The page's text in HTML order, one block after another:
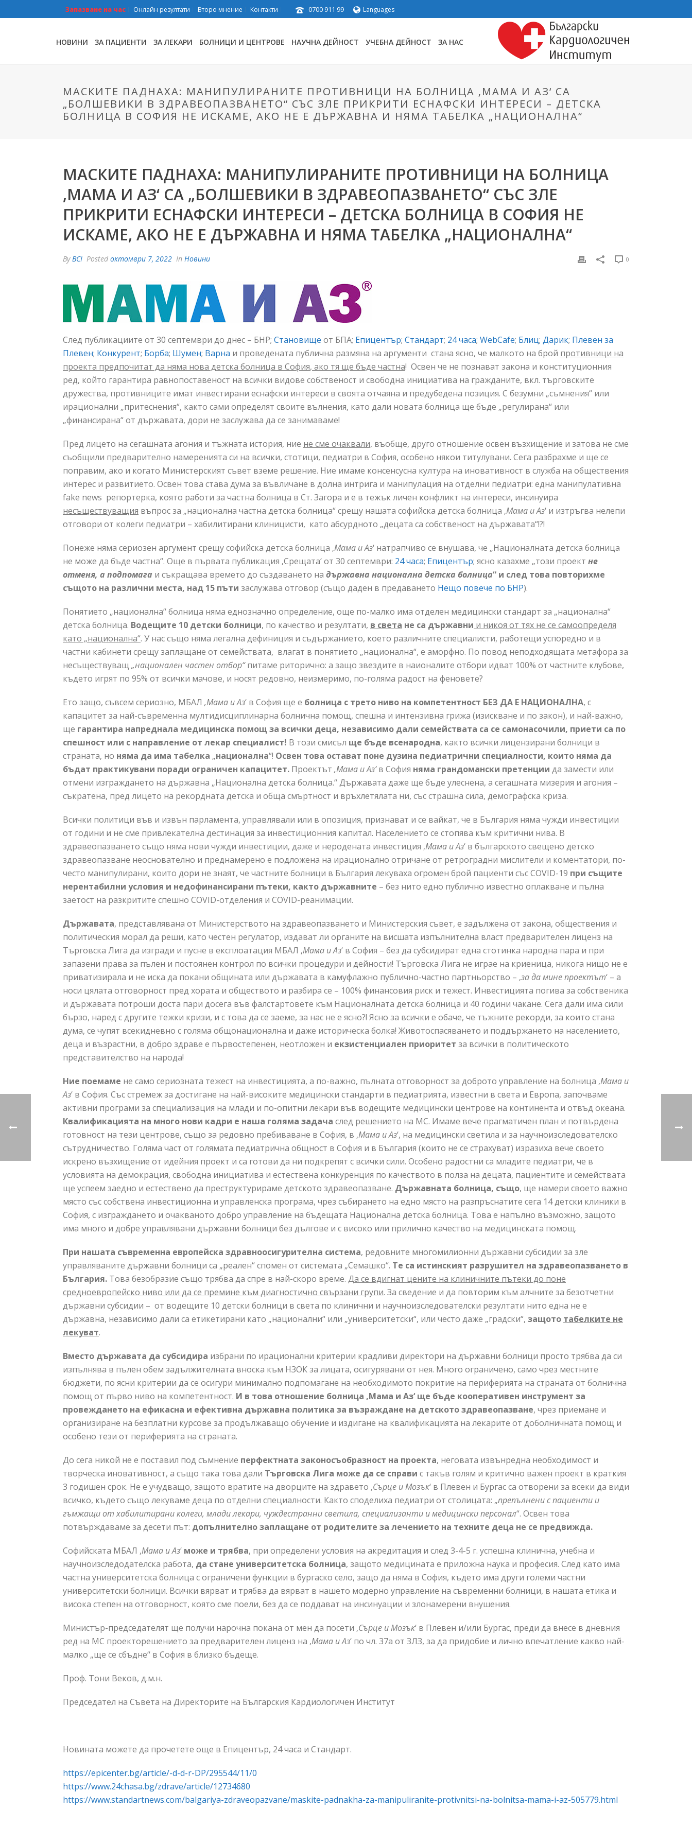
Запазване на час Онлайн резултати Второ мнение Контакти 0700 911 99 Languages
НОВИНИ ЗА ПАЦИЕНТИ ЗА ЛЕКАРИ БОЛНИЦИ И ЦЕНТРОВЕ НАУЧНА ДЕЙНОСТ УЧЕБНА ДЕЙНОСТ ЗА НАС
МАСКИТЕ ПАДНАХА: МАНИПУЛИРАНИТЕ ПРОТИВНИЦИ НА БОЛНИЦА ‚МАМА И АЗ‘ СА
„БОЛШЕВИКИ В ЗДРАВЕОПАЗВАНЕТО“ СЪС ЗЛЕ ПРИКРИТИ ЕСНАФСКИ ИНТЕРЕСИ – ДЕТСКА
БОЛНИЦА В СОФИЯ НЕ ИСКАМЕ, АКО НЕ Е ДЪРЖАВНА И НЯМА ТАБЕЛКА „НАЦИОНАЛНА“
МАСКИТЕ ПАДНАХА: МАНИПУЛИРАНИТЕ ПРОТИВНИЦИ НА БОЛНИЦА
‚МАМА И АЗ‘ СА „БОЛШЕВИКИ В ЗДРАВЕОПАЗВАНЕТО“ СЪС ЗЛЕ
ПРИКРИТИ ЕСНАФСКИ ИНТЕРЕСИ – ДЕТСКА БОЛНИЦА В СОФИЯ НЕ
ИСКАМЕ, АКО НЕ Е ДЪРЖАВНА И НЯМА ТАБЕЛКА „НАЦИОНАЛНА“
ByBCI Posted октомври 7, 2022 In Новини 0
След публикациите от 30 септември до днес – БНР; Становище от БПА; Епицентър; Стандарт; 24 часа; WebCafe; Блиц; Дарик; Плевен за
Плевен; Конкурент; Борба; Шумен; Варна и проведената публична размяна на аргументи стана ясно, че малкото на брой противници на
проекта предпочитат да няма нова детска болница в София, ако тя ще бъде частна! Освен че не познават закона и конституционния
ред, който гарантира равнопоставеност на всички видове собственост и свободна инициатива на гражданите, вкл. търговските
дружества, противниците имат инвестирани еснафски интереси в своята отчаяна и предубедена позиция. С безумни „съмнения“ или
ирационални „притеснения“, както сами определят своите вълнения, като дали новата болница ще бъде „регулирана“ или
„финансирана“ от държавата, дори не заслужава да се занимаваме!
Пред лицето на сегашната агония и тъжната история, ние не сме очаквали, въобще, друго отношение освен възхищение и затова не сме
съобщили предварително намеренията си на всички, стотици, педиатри в София, особено някои титулувани. Сега разбрахме и ще се
поправим, ако и когато Министерският съвет вземе решение. Ние имаме консенсусна култура на иновативност в служба на обществения
интерес и развитието. Освен това става дума за въвличане в долна интрига и манипулация на отделни педиатри: една манипулативна
fake news репортерка, която работи за частна болница в Ст. Загора и е в тежък личен конфликт на интереси, инсинуира
несъществуващия въпрос за „национална частна детска болница“ срещу нашата софийска детска болница ‚Мама и Аз‘ и изтръгва нелепи
отговори от колеги педиатри – хабилитирани клиницисти, като абсурдното „децата са собственост на държавата“!?!
Понеже няма сериозен аргумент срещу софийска детска болница ‚Мама и Аз‘ натрапчиво се внушава, че „Националната детска болница
не може да бъде частна“. Още в първата публикация ‚Срещата‘ от 30 септември: 24 часа; Епицентър; ясно казахме „този проект не
отменя, а подпомага и съкращава времето до създаването на държавна национална детска болница“ и след това повторихме
същото на различни места, над 15 пъти заслужава отговор (също даден в предаването Нещо повече по БНР).
Понятието „национална“ болница няма еднозначно определение, още по-малко има отделен медицински стандарт за „национална“
детска болница. Водещите 10 детски болници, по качество и резултати, в света не са държавни и никоя от тях не се самоопределя
като „национална“. У нас също няма легална дефиниция и съдържанието, което различните специалисти, работещи успоредно и в
частни кабинети срещу заплащане от семействата, влагат в понятието „национална“, е аморфно. По повод неподходящата метафора за
несъществуващ „национален частен отбор“питаме риторично: а защо звездите в наионалите отбори идват 100% от частните клубове,
където игрят по 95% от всички мачове, и носят редовно, неизмеримо, по-голяма радост на феновете?
Ето защо, съвсем сериозно, МБАЛ ‚Мама и Аз‘ в София ще е болница с трето ниво на компетентност БЕЗ ДА Е НАЦИОНАЛНА, с
капацитет за най-съвременна мултидисциплинарна болнична помощ, спешна и интензивна грижа (изискване и по закон), и най-важно,
ще гарантира напреднала медицинска помощ за всички деца, независимо дали семействата са се самонасочили, приети са по
спешност или с направление от лекар специалист! В този смисъл ще бъде всенародна, както всички лицензирани болници в
страната, но няма да има табелка „национална“! Освен това остават поне дузина педиатрични специалности, които няма да
бъдат практикувани поради ограничен капацитет. Проектът ‚Мама и Аз‘в София няма грандомански претенции да замести или
отмени изграждането на държавна „Национална детска болница.“ Държавата даже ще бъде улеснена, а сегашната мизерия и агония –
съкратена, пред лицето на рекордната детска и обща смъртност и връхлетялата ни, със страшна сила, демографска криза.
Всички политици във и извън парламента, управлявали или в опозиция, признават и се вайкат, че в България няма чужди инвестиции
от години и не сме привлекателна дестинация за инвестиционния капитал. Населението се стопява към критични нива. В
здравеопазването също няма нови чужди инвестиции, даже и неродената инвестиция ‚Мама и Аз‘ в българското свещено детско
здравеопазване неоснователно и преднамерено е подложена на ирационално отричане от ретроградни мислители и коментатори, по-
често манипулирани, които дори не знаят, че частните болници в България лекуваха огромен брой пациенти със COVID-19 при същите
нерентабилни условия и недофинансирани пътеки, както държавните – без нито едно публично известно оплакване и пълна
заетост на разкритите спешно COVID-отделения и COVID-реанимации.
Държавата, представлявана от Министерството на здравеопазването и Министерския съвет, е задължена от закона, обществения и
политическия морал да реши, като честен регулатор, издават ли органите на висшата изпълнителна власт предварителен лиценз на
Търговска Лига да изгради и пусне в експлоатация МБАЛ ‚Мама и Аз‘ в София – без да субсидират една стотинка народна пара и при
запазени права за пълен и постоянен контрол по всички процедури и дейности! Търговска Лига не играе на криеница, никога нищо не е
приватизирала и не иска да покани общината или държавата в камуфлажно публично-частно партньорство – ‚за да мине проектът‘ – а
носи цялата отговорност пред хората и обществото и разбира се – 100% финансовия риск и тежест. Инвестицията погива за собственика
и държавата потроши доста пари досега във фалстартовете към Националната детска болница и 40 години чакане. Сега дали има сили
бързо, наред с другите тежки кризи, и с това да се заеме, за нас не е ясно?! Ясно за всички е обаче, че тъжните рекорди, за които стана
дума, се чупят всекидневно с голяма общонационална и даже историческа болка! Животоспасяването и поддържането на населението,
деца и възрастни, в добро здраве е първостепенен, неотложен и екзистенциален приоритет за всички в политическото
представителство на народа!
Ние поемаме не само сериозната тежест на инвестицията, а по-важно, пълната отговорност за доброто управление на болница ‚Мама и
Аз‘ в София. Със стремеж за достигане на най-високите медицински стандарти в педиатрията, известни в света и Европа, започваме
активни програми за специализация на млади и по-опитни лекари във водещите медицински центрове на континента и отвъд океана.
Квалификацията на много нови кадри е наша голяма задача след решението на МС. Имаме вече прагматичен план и потвърдена
готовност на тези центрове, също за редовно пребиваване в София, в ‚Мама и Аз‘, на медицински светила и за научноизследователско
сътрудничество. Голяма част от голямата педиатрична общност в София и в България (които не се страхуват) изразиха вече своето
искрено възхищение от идейния проект и са готови да ни подкрепят с всички сили. Особено радостни са младите педиатри, че в
условията на демокрация, свободна инициатива и естествена конкуренция по качеството в полза на децата, пациентите и семействата
ще успеем заедно и естествено да преструктурираме детското здравеопазване. Държавната болница, също, ще намери своето важно
място със собствена инвестиционна и управленска програма, чрез събирането на едно място на разпръснатите сега 14 детски клиники в
София, с изграждането и очакваното добро управление на бъдещата Национална детска болница. Това е напълно възможно, защото
има много и добре управлявани държавни болници без дългове и с високо или прилично качество на медицинската помощ.
При нашата съвременна европейска здравноосигурителна система, редовните многомилионни държавни субсидии за зле
управляваните държавни болници са „реален“ спомен от системата „Семашко“. Те са истинският разрушител на здравеопазването в
България. Това безобразие също трябва да спре в най-скоро време. Да се вдигнат цените на клиничните пътеки до поне
средноевропейско ниво или да се премине към диагностично свързани групи. За сведение и да повторим към алчните за безотчетни
държавни субсидии – от водещите 10 детски болници в света по клинични и научноизследователски резултати нито една не е
държавна, независимо дали са етикетирани като „национални“ или „университетски“, или често даже „градски“, защото табелките не
лекуват.
Вместо държавата да субсидира избрани по ирационални критерии крадливи директори на държавни болници просто трябва да си
изпълнява в пълен обем задължителната вноска към НЗОК за лицата, осигурявани от нея. Много ограничено, само чрез местните
бюджети, по ясни критерии да се осигури минимално подпомагане на необходимото покритие на периферията на страната от болнична
помощ от първо ниво на компетентност. И в това отношение болница ‚Мама и Аз‘ ще бъде кооперативен инструмент за
провеждането на ефикасна и ефективна държавна политика за възраждане на детското здравеопазване, чрез приемане и
организиране на безплатни курсове за продължаващо обучение и издигане на квалификацията на лекарите от доболничната помощ и
особено тези от периферията на страната.
До сега никой не е поставил под съмнение перфектнатa законосъобразност на проекта, неговата извънредна необходимост и
творческа иновативност, а също така това дали Търговска Лига може да се справи с такъв голям и критично важен проект в краткия
3 годишен срок. Не е учудващо, защото вратите на дворците на здравето ‚Сърце и Мозък‘ в Плевен и Бургас са отворени за всеки да види
всичко, където също лекуваме деца по отделни специалности. Както споделиха педиатри от столицата: „препълнени с пациенти и
гъмжащи от хабилитирани колеги, млади лекари, чуждестранни светила, специализанти и медицински персонал“. Освен това
потвърждаваме за десети път: допълнително заплащане от родителите за лечението на техните деца не се предвижда.
Софийската МБАЛ ,Мама и Аз‘ може и трябва, при определени условия на акредитация и след 3-4-5 г. успешна клинична, учебна и
научноизследодателска работа, да стане университетска болница, защото медицината е приложна наука и професия. След като има
частна университетска болница с ограничени функции в бургаско село, защо да няма в София, където има други големи частни
университетски болници. Всички вярват и трябва да вярват в нашето модерно управление на съвременни болници, в нашата етика и
висока степен на отговорност, която сме поели, без да се поддават на инсинуации и злонамерени внушения.
Министър-председателят ще получи нарочна покана от мен да посети ‚Сърце и Мозък‘ в Плевен и/или Бургас, преди да внесе в дневния
ред на МС проекторешението за предварителен лиценз на ‚Мама и Аз‘ по чл. 37а от ЗЛЗ, за да придобие и лично впечатление какво най-
малко „ще се сбъдне“ в София в близко бъдеще.
Проф. Тони Веков, д.м.н.
Председател на Съвета на Директорите на Българския Кардиологичен Институт
Новината можете да прочетете още в Епицентър, 24 часа и Стандарт.
https://epicenter.bg/article/-d-d-r-DP/295544/11/0
https://www.24chasa.bg/zdrave/article/12734680
https://www.standartnews.com/balgariya-zdraveopazvane/maskite-padnakha-za-manipuliranite-protivnitsi-na-bolnitsa-mama-i-az-505779.html